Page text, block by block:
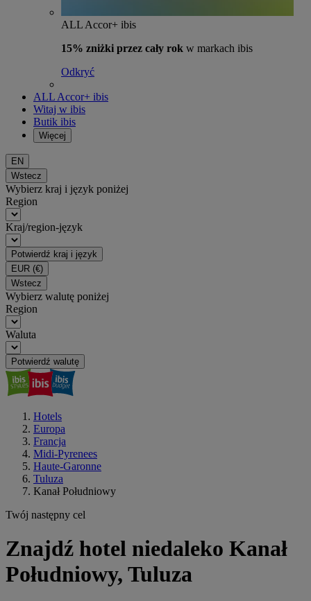
ALL Accor+ ibis
15% zniżki przez cały rok w markach ibis
Odkryć
ALL Accor+ ibis
Witaj w ibis
Butik ibis
Więcej
EN
Wstecz
Wybierz kraj i język poniżej
Region
Kraj/region-język
Potwierdź kraj i język
EUR (€)
Wstecz
Wybierz walutę poniżej
Region
Waluta
Potwierdź walutę
Hotels
Europa
Francja
Midi-Pyrenees
Haute-Garonne
Tuluza
Kanał Południowy
Twój następny cel
Znajdź hotel niedaleko Kanał
Południowy, Tuluza